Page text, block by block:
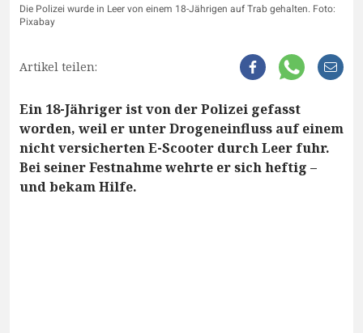
Die Polizei wurde in Leer von einem 18-Jährigen auf Trab gehalten. Foto:
Pixabay
Artikel teilen:
Ein 18-Jähriger ist von der Polizei gefasst
worden, weil er unter Drogeneinfluss auf einem
nicht versicherten E-Scooter durch Leer fuhr.
Bei seiner Festnahme wehrte er sich heftig –
und bekam Hilfe.